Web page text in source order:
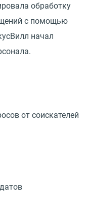
обработку
с помощью
начал
от соискателей